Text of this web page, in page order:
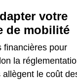
votre
de mobilité
financières pour
la
le coût